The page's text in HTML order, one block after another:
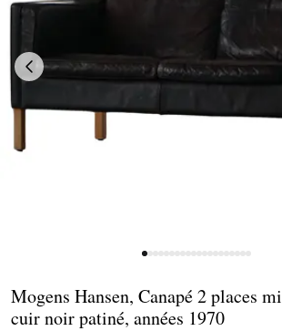
Mogens Hansen, Canapé 2 places
cuir noir patiné, années 1970